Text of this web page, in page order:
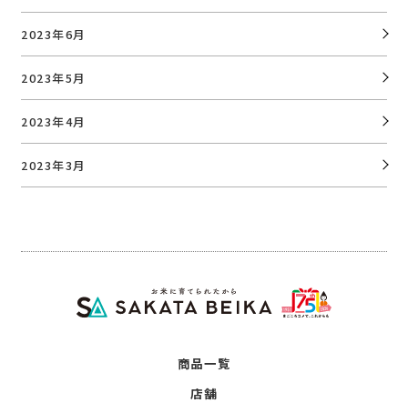
2023年6月
2023年5月
2023年4月
2023年3月
商品一覧
店舗